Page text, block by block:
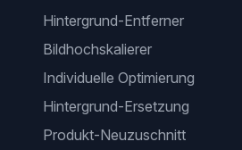
Hintergrund-Entferner
Bildhochskalierer
Individuelle Optimierung
Hintergrund-Ersetzung
Produkt-Neuzuschnitt